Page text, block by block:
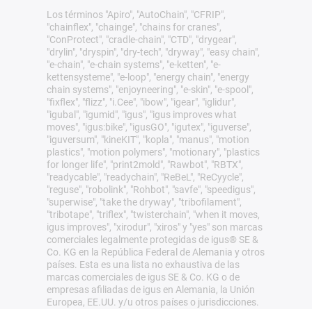
Los términos "Apiro", "AutoChain", "CFRIP",
"chainflex", "chainge", "chains for cranes",
"ConProtect", "cradle-chain", "CTD", "drygear",
"drylin", "dryspin", "dry-tech", "dryway", "easy chain",
"e-chain", "e-chain systems", "e-ketten", "e-
kettensysteme", "e-loop", "energy chain", "energy
chain systems", "enjoyneering", "e-skin", "e-spool",
"fixflex", "flizz", "i.Cee", "ibow", "igear", "iglidur",
"igubal", "igumid", "igus", "igus improves what
moves", "igus:bike", "igusGO", "igutex", "iguverse",
"iguversum", "kineKIT", "kopla", "manus", "motion
plastics", "motion polymers", "motionary", "plastics
for longer life", "print2mold", "Rawbot", "RBTX",
"readycable", "readychain", "ReBeL", "ReCyycle",
"reguse", "robolink", "Rohbot", "savfe", "speedigus",
"superwise", "take the dryway", "tribofilament",
"tribotape", "triflex", "twisterchain", "when it moves,
igus improves", "xirodur", "xiros" y "yes" son marcas
comerciales legalmente protegidas de igus® SE &
Co. KG en la República Federal de Alemania y otros
países. Esta es una lista no exhaustiva de las
marcas comerciales de igus SE & Co. KG o de
empresas afiliadas de igus en Alemania, la Unión
Europea, EE.UU. y/u otros países o jurisdicciones.